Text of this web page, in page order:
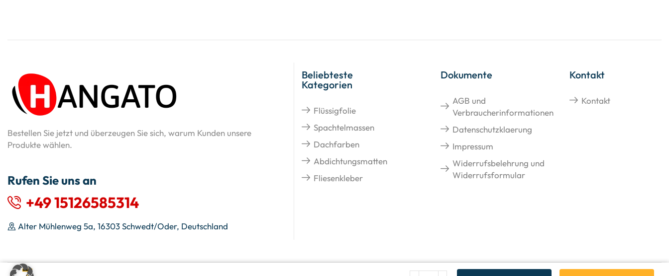
Bestellen Sie jetzt und überzeugen Sie sich, warum Kunden unsere
Produkte wählen.
Rufen Sie uns an
+49 15126585314
Alter Mühlenweg 5a, 16303 Schwedt/Oder, Deutschland
Beliebteste
Kategorien
Flüssigfolie
Spachtelmassen
Dachfarben
Abdichtungsmatten
Fliesenkleber
Dokumente
AGB und
Verbraucherinformationen
Datenschutzklaerung
Impressum
Widerrufsbelehrung und
Widerrufsformular
Kontakt
Kontakt